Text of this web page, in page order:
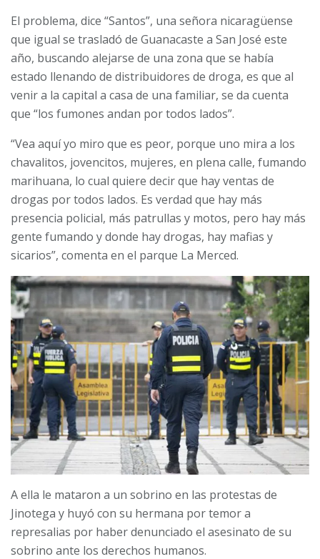
El problema, dice “Santos”, una señora nicaragüense
que igual se trasladó de Guanacaste a San José este
año, buscando alejarse de una zona que se había
estado llenando de distribuidores de droga, es que al
venir a la capital a casa de una familiar, se da cuenta
que “los fumones andan por todos lados”.
“Vea aquí yo miro que es peor, porque uno mira a los
chavalitos, jovencitos, mujeres, en plena calle, fumando
marihuana, lo cual quiere decir que hay ventas de
drogas por todos lados. Es verdad que hay más
presencia policial, más patrullas y motos, pero hay más
gente fumando y donde hay drogas, hay mafias y
sicarios”, comenta en el parque La Merced.
A ella le mataron a un sobrino en las protestas de
Jinotega y huyó con su hermana por temor a
represalias por haber denunciado el asesinato de su
sobrino ante los derechos humanos.